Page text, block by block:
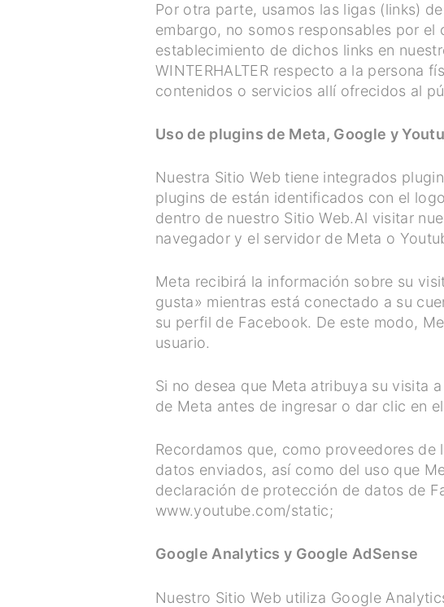
Por otra parte, usamos las ligas (links)
embargo, no somos responsables por
establecimiento de dichos links en
WINTERHALTER respecto a la persona
contenidos o servicios allí ofrecidos al
Uso de plugins de Meta, Google y
Nuestra Sitio Web tiene integrados
plugins de están identificados con el
dentro de nuestro Sitio Web.Al visitar
navegador y el servidor de Meta o
Meta recibirá la información sobre su
gusta» mientras está conectado a su
su perfil de Facebook. De este modo,
usuario.
Si no desea que Meta atribuya su visita
de Meta antes de ingresar o dar clic en
Recordamos que, como proveedores
datos enviados, así como del uso que
declaración de protección de datos de
www.youtube.com/static;
Google Analytics y Google AdSense
Nuestro Sitio Web utiliza Google